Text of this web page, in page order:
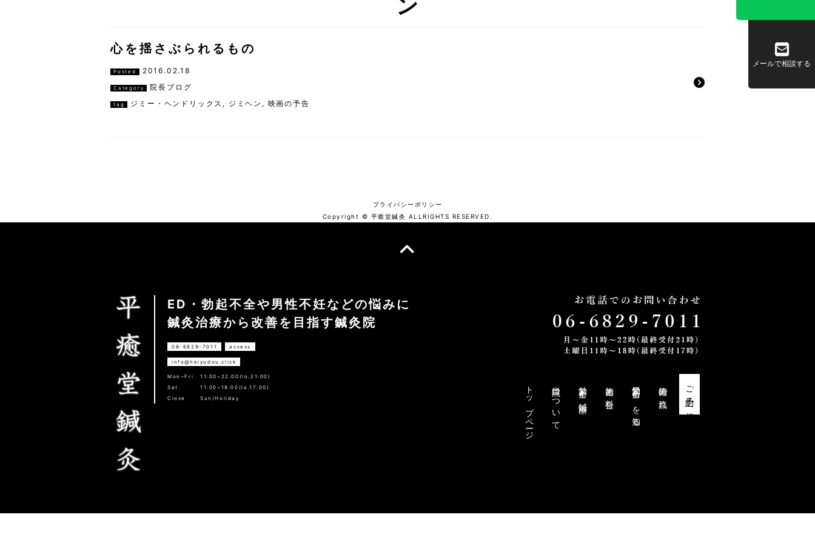
心を揺さぶられるもの
Posted 2016.02.18
Category 院長ブログ
tag ジミー・ヘンドリックス , ジミヘン , 映画の予告
プライバシーポリシー
Copyright © 平癒堂鍼灸 ALLRIGHTS RESERVED.
ED・勃起不全や男性不妊などの悩みに
鍼灸治療から改善を目指す鍼灸院
06-6829-7011 access
info@heiyudou.click
Mon~Fri
11:00~22:00(lo.21:00)
Sat
11:00~18:00(lo.17:00)
Close
Sun/Holiday トップページ 当院について 勃起不全と鍼治療 施術と料金 勃起不全・EDを知る 施術の流れ ご予約・ご相談
メールで相談する